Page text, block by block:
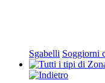
Sgabelli Soggiorni